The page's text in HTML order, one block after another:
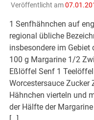
Veröffentlicht am
1 Senfhähnchen auf
regional übliche
insbesondere im
100 g Margarine 1/2
Eßlöffel Senf 1
Worcestersauce Zucker
Hähnchen vierteln und
der Hälfte der